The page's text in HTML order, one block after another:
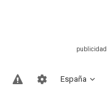
España